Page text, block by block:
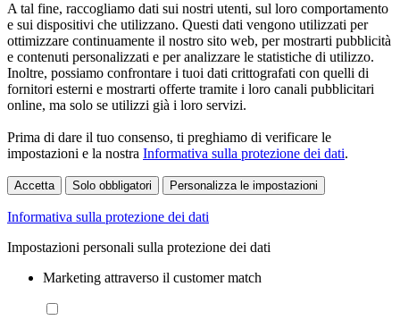
A tal fine, raccogliamo dati sui nostri utenti, sul loro comportamento
e sui dispositivi che utilizzano. Questi dati vengono utilizzati per
ottimizzare continuamente il nostro sito web, per mostrarti pubblicità
e contenuti personalizzati e per analizzare le statistiche di utilizzo.
Inoltre, possiamo confrontare i tuoi dati crittografati con quelli di
fornitori esterni e mostrarti offerte tramite i loro canali pubblicitari
online, ma solo se utilizzi già i loro servizi.
Prima di dare il tuo consenso, ti preghiamo di verificare le
impostazioni e la nostra Informativa sulla protezione dei dati.
Accetta Solo obbligatori Personalizza le impostazioni
Informativa sulla protezione dei dati
Impostazioni personali sulla protezione dei dati
Marketing attraverso il customer match